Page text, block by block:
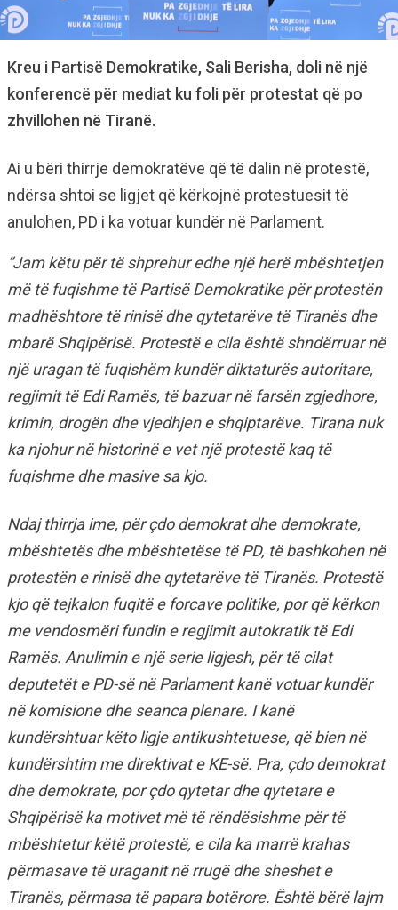
Kreu i Partisë Demokratike, Sali Berisha, doli në një
konferencë për mediat ku foli për protestat që po
zhvillohen në Tiranë.
Ai u bëri thirrje demokratëve që të dalin në protestë,
ndërsa shtoi se ligjet që kërkojnë protestuesit të
anulohen, PD i ka votuar kundër në Parlament.
“Jam këtu për të shprehur edhe një herë mbështetjen
më të fuqishme të Partisë Demokratike për protestën
madhështore të rinisë dhe qytetarëve të Tiranës dhe
mbarë Shqipërisë. Protestë e cila është shndërruar në
një uragan të fuqishëm kundër diktaturës autoritare,
regjimit të Edi Ramës, të bazuar në farsën zgjedhore,
krimin, drogën dhe vjedhjen e shqiptarëve. Tirana nuk
ka njohur në historinë e vet një protestë kaq të
fuqishme dhe masive sa kjo.
Ndaj thirrja ime, për çdo demokrat dhe demokrate,
mbështetës dhe mbështetëse të PD, të bashkohen në
protestën e rinisë dhe qytetarëve të Tiranës. Protestë
kjo që tejkalon fuqitë e forcave politike, por që kërkon
me vendosmëri fundin e regjimit autokratik të Edi
Ramës. Anulimin e një serie ligjesh, për të cilat
deputetët e PD-së në Parlament kanë votuar kundër
në komisione dhe seanca plenare. I kanë
kundërshtuar këto ligje antikushtetuese, që bien në
kundërshtim me direktivat e KE-së. Pra, çdo demokrat
dhe demokrate, por çdo qytetar dhe qytetare e
Shqipërisë ka motivet më të rëndësishme për të
mbështetur këtë protestë, e cila ka marrë krahas
përmasave të uraganit në rrugë dhe sheshet e
Tiranës, përmasa të papara botërore. Është bërë lajm